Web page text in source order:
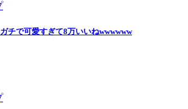
チで可愛すぎて8万いいねwwwwww